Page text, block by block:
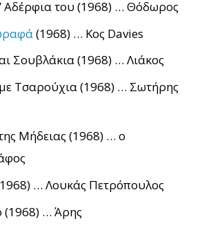
Αδέρφια του (1968) … Θόδωρος
(1968) … Κος Davies
Σουβλάκια (1968) … Λιάκος
Τσαρούχια (1968) … Σωτήρης
Μήδειας (1968) … ο
… Λουκάς Πετρόπουλος
(1968) … Άρης